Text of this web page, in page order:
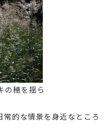
の穂を揺ら
常的な情景を身近なところ